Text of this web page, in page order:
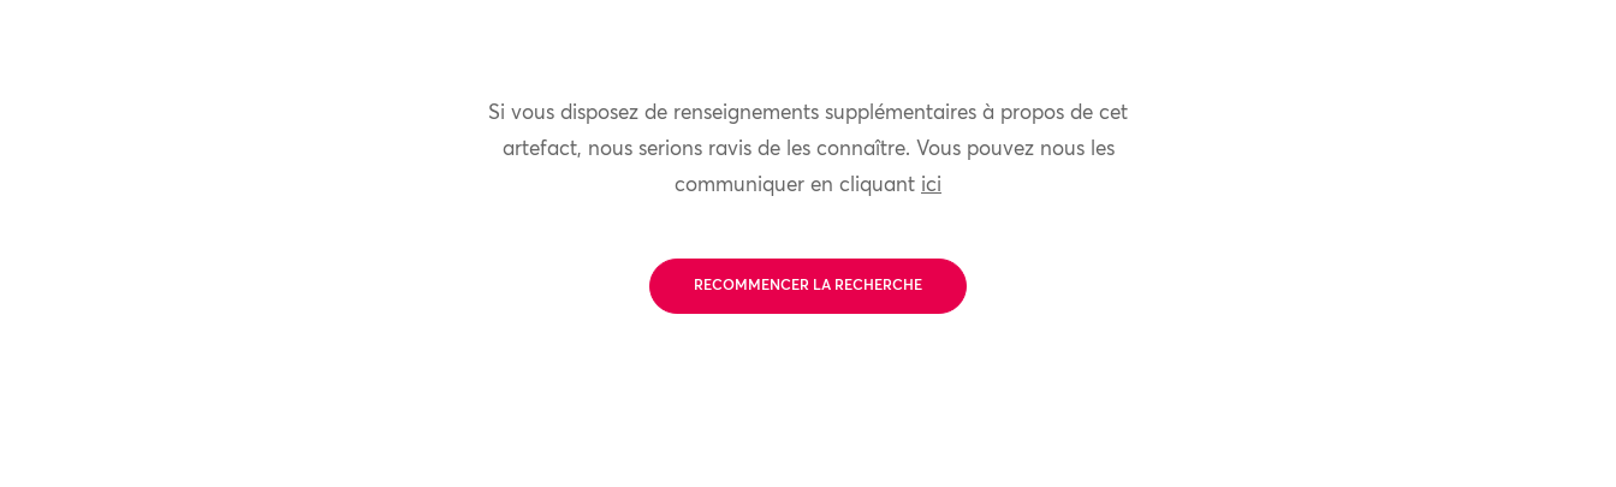
Si vous disposez de renseignements supplémentaires à propos de cet
artefact, nous serions ravis de les connaître. Vous pouvez nous les
communiquer en cliquant ici
RECOMMENCER LA RECHERCHE